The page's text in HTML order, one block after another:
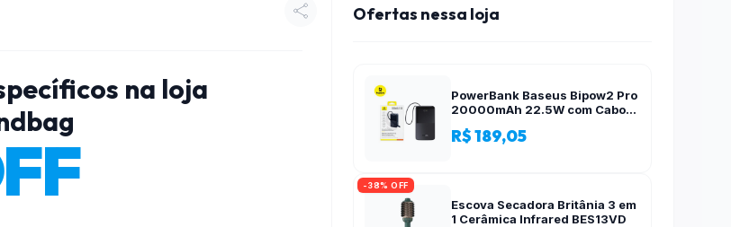
na loja
Ofertas nessa loja
PowerBank Baseus Bipow2 Pro
20000mAh 22.5W com Cabo
EnerFill FC51
R$ 189,05
-38% OFF
Escova Secadora Britânia 3 em
1 Cerâmica Infrared BES13VD